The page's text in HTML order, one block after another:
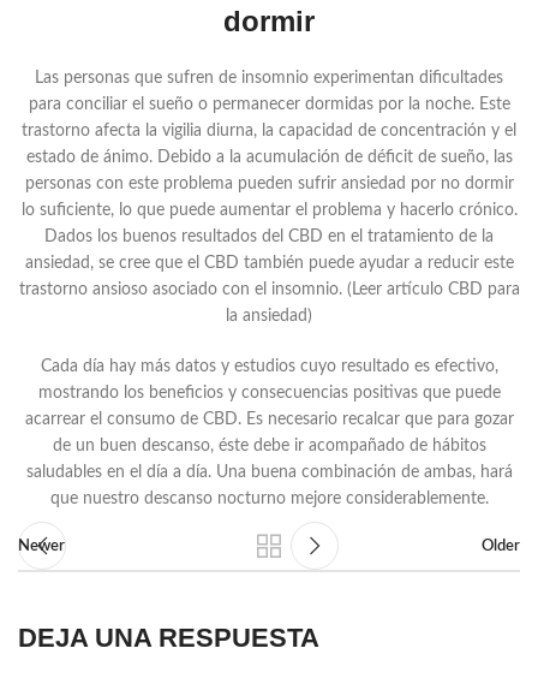
dormir
Las personas que sufren de insomnio experimentan dificultades
para conciliar el sueño o permanecer dormidas por la noche. Este
trastorno afecta la vigilia diurna, la capacidad de concentración y el
estado de ánimo. Debido a la acumulación de déficit de sueño, las
personas con este problema pueden sufrir ansiedad por no dormir
lo suficiente, lo que puede aumentar el problema y hacerlo crónico.
Dados los buenos resultados del CBD en el tratamiento de la
ansiedad, se cree que el CBD también puede ayudar a reducir este
trastorno ansioso asociado con el insomnio. (Leer artículo CBD para
la ansiedad)
Cada día hay más datos y estudios cuyo resultado es efectivo,
mostrando los beneficios y consecuencias positivas que puede
acarrear el consumo de CBD. Es necesario recalcar que para gozar
de un buen descanso, éste debe ir acompañado de hábitos
saludables en el día a día. Una buena combinación de ambas, hará
que nuestro descanso nocturno mejore considerablemente.
Newer Older
DEJA UNA RESPUESTA